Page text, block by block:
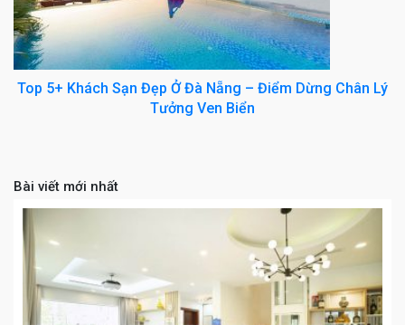
Top 5+ Khách Sạn Đẹp Ở Đà Nẵng – Điểm Dừng Chân Lý
Tưởng Ven Biển
Bài viết mới nhất